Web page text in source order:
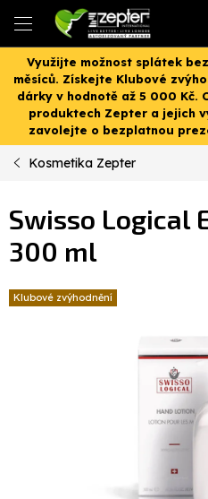
obsah
Využijte možnost splátek
měsíců. Získejte Klubové
dárky v hodnotě až 5 000 Kč.
produktech Zepter a jejich
zavolejte o bezplatnou
Kosmetika Zepter
Swisso Logical
300 ml
Klubové zvýhodnění